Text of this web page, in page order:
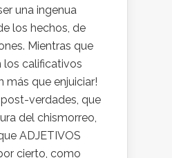
una ingenua
los hechos, de
Mientras que
los calificativos
más que enjuiciar!
post-verdades, que
del chismorreo,
ADJETIVOS
cierto, como